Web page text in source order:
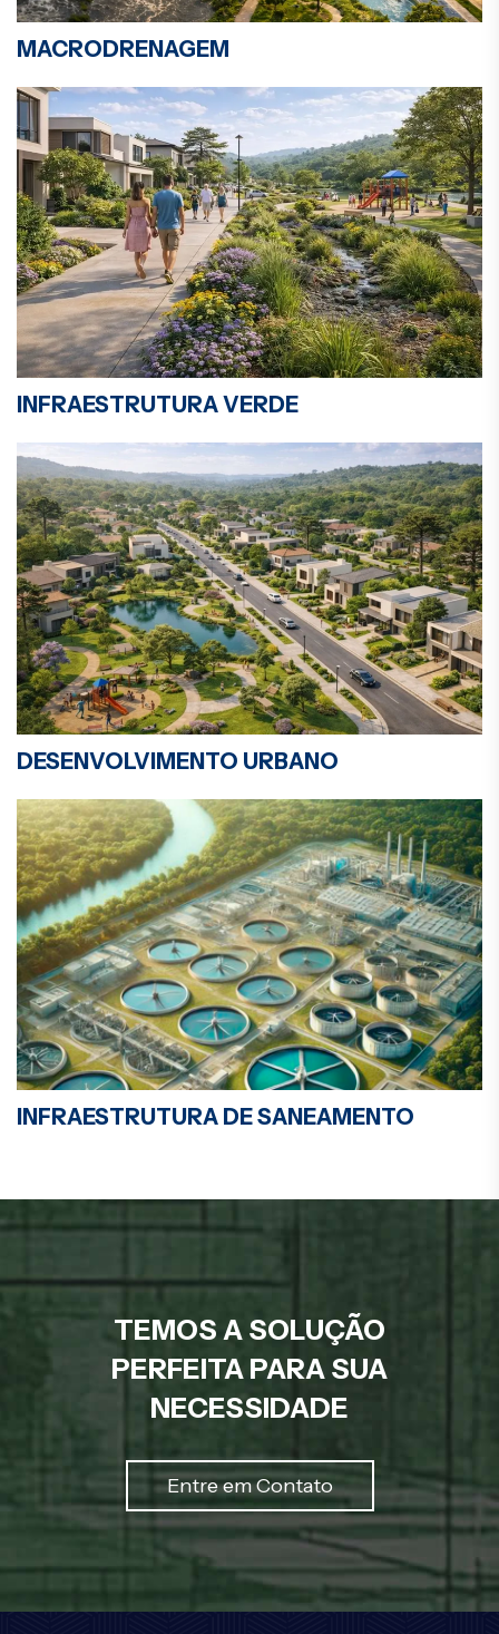
MACRODRENAGEM
INFRAESTRUTURA VERDE
DESENVOLVIMENTO URBANO
INFRAESTRUTURA DE SANEAMENTO
TEMOS A SOLUÇÃO
PERFEITA PARA SUA
NECESSIDADE
Entre em Contato